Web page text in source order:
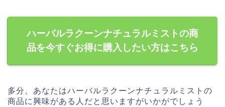
ハーバルラクーンナチュラルミストの商
品を今すぐお得に購入したい方はこちら
多分、あなたはハーバルラクーンナチュラルミストの
商品に興味がある人だと思いますがいかがでしょう